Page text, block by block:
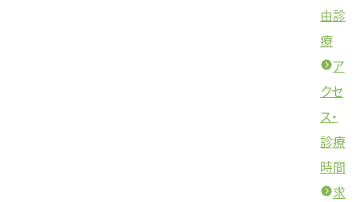
由診
療
ア
クセ
ス・
診療
時間
求